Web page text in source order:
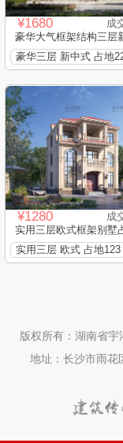
¥1680
成
豪华大气框架结构三层
豪华三层 新中式 占地
¥1280
成
实用三层 欧式 占地123
版权所有：湖南省
地址：长沙市雨花